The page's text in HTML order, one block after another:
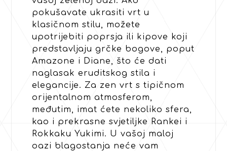
pokušavate ukrasiti vrt u
klasičnom stilu, možete
upotrijebiti poprsja ili kipove koji
predstavljaju grčke bogove, poput
Amazone i Diane, što će dati
naglasak eruditskog stila i
elegancije. Za zen vrt s tipičnom
orijentalnom atmosferom,
međutim, imat ćete nekoliko sfera,
kao i prekrasne svjetiljke Rankei i
Rokkaku Yukimi. U vašoj maloj
oazi blagostanja neće vam